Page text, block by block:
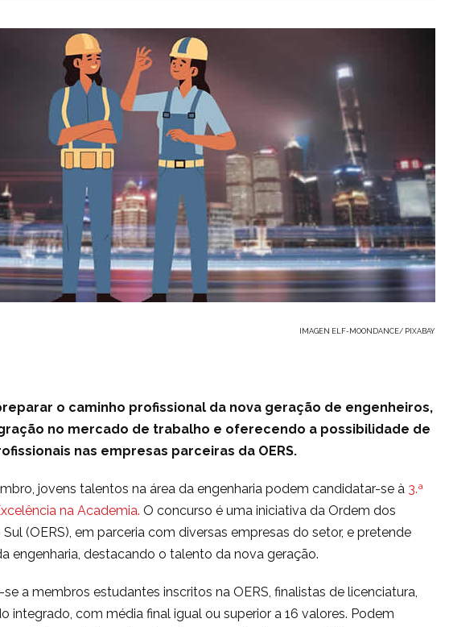
IMAGEN ELF-MOONDANCE/ PIXABAY
o caminho profissional da nova geração de engenheiros,
no mercado de trabalho e oferecendo a possibilidade de
nas empresas parceiras da OERS.
jovens talentos na área da engenharia podem candidatar-se à 3.ª
na Academia. O concurso é uma iniciativa da Ordem dos
(OERS), em parceria com diversas empresas do setor, e pretende
engenharia, destacando o talento da nova geração.
a membros estudantes inscritos na OERS, finalistas de licenciatura,
integrado, com média final igual ou superior a 16 valores. Podem